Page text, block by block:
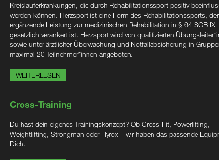
Kreislauferkrankungen, die durch Rehabilitationssport positiv
werden können. Herzsport ist eine Form des Rehabilitationssports,
ergänzende Leistung zur medizinischen Rehabilitation in § 64 SGB IX
gesetzlich verankert ist. Herzsport wird von qualifizierten
sowie unter ärztlicher Überwachung und Notfallabsicherung in
maximal 20 Teilnehmer*innen angeboten.
WEITERLESEN
Cross-Training
Du hast dein eigenes Trainingskonzept? Ob Cross-Fit, Powerlifting,
Weightlifting, Strongman oder Hyrox – wir haben das passende
Dich.